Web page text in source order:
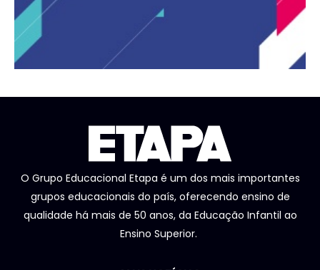
O Grupo Educacional Etapa é um dos mais importantes
grupos educacionais do país, oferecendo ensino de
qualidade há mais de 50 anos, da Educação Infantil ao
Ensino Superior.